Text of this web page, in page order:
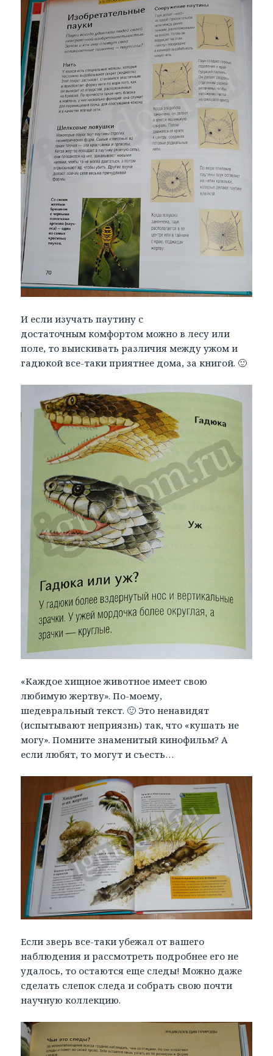
И если изучать паутину с
достаточным комфортом можно в лесу или
поле, то выискивать различия между ужом и
гадюкой все-таки приятнее дома, за книгой. 🙂
«Каждое хищное животное имеет свою
любимую жертву». По-моему,
шедевральный текст. 🙂 Это ненавидят
(испытывают неприязнь) так, что «кушать не
могу». Помните знаменитый кинофильм? А
если любят, то могут и съесть…
Если зверь все-таки убежал от вашего
наблюдения и рассмотреть подробнее его не
удалось, то остаются еще следы! Можно даже
сделать слепок следа и собрать свою почти
научную коллекцию.